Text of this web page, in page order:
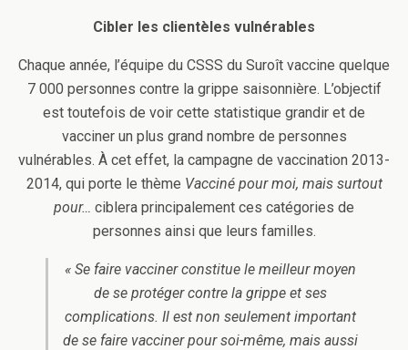
Cibler les clientèles vulnérables
Chaque année, l’équipe du CSSS du Suroît vaccine quelque
7 000 personnes contre la grippe saisonnière. L’objectif
est toutefois de voir cette statistique grandir et de
vacciner un plus grand nombre de personnes
vulnérables. À cet effet, la campagne de vaccination 2013-
2014, qui porte le thème Vacciné pour moi, mais surtout
pour… ciblera principalement ces catégories de
personnes ainsi que leurs familles.
« Se faire vacciner constitue le meilleur moyen
de se protéger contre la grippe et ses
complications. Il est non seulement important
de se faire vacciner pour soi-même, mais aussi